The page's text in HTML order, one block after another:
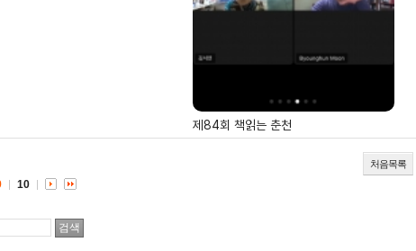
제84회 책읽는 춘천
처음목록
10